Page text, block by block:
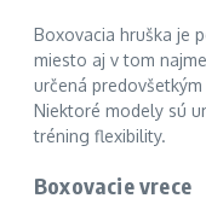
Boxovacia hruška je
miesto aj v tom
určená
Niektoré modely sú
tréning flexibility.
Boxovacie vrece